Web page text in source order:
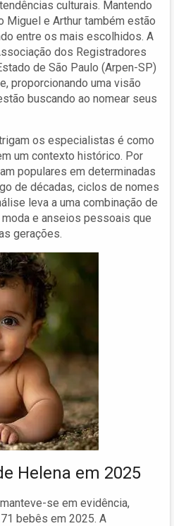
culturais. Mantendo
Miguel e Arthur também estão
entre os mais escolhidos. A
dos Registradores
de São Paulo (Arpen-SP)
proporcionando uma visão
buscando ao nomear seus
os especialistas é como
um contexto histórico. Por
populares em determinadas
de décadas, ciclos de nomes
leva a uma combinação de
e anseios pessoais que
gerações.
Helena em 2025
se em evidência,
bebês em 2025. A